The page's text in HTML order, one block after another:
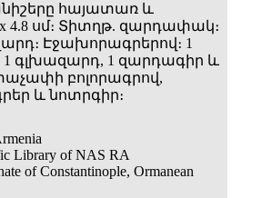
հայատառ և
4.8 սմ։ Տիտղթ. զարդափակ։
Էջախորագրերով։ 1
1 գլխազարդ, 1 զարդագիր և
բոլորագրով,
և նոտրգիր։
Library of NAS RA
of Constantinople, Ormanean